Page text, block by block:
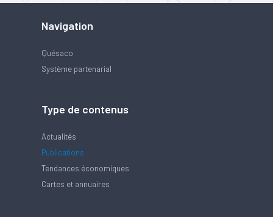
Navigation
Quésaco
Système partenarial
Type de contenus
Actualités
Publications
Tendances économiques
Cartes et annuaires